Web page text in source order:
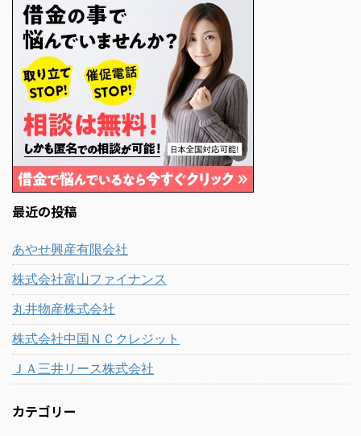
最近の投稿
あやせ興産有限会社
株式会社富山ファイナンス
丸井物産株式会社
株式会社中国ＮＣクレジット
ＪＡ三井リース株式会社
カテゴリー